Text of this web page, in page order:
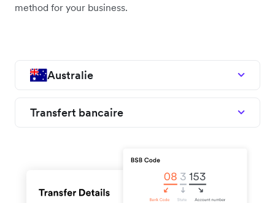
method for your business.
Australie
Transfert bancaire